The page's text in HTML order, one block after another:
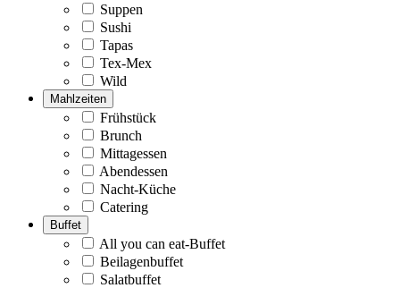
Suppen
Sushi
Tapas
Tex-Mex
Wild
Mahlzeiten
Frühstück
Brunch
Mittagessen
Abendessen
Nacht-Küche
Catering
Buffet
All you can eat-Buffet
Beilagenbuffet
Salatbuffet